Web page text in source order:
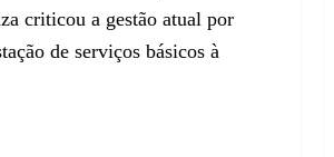
criticou a gestão atual por
de serviços básicos à